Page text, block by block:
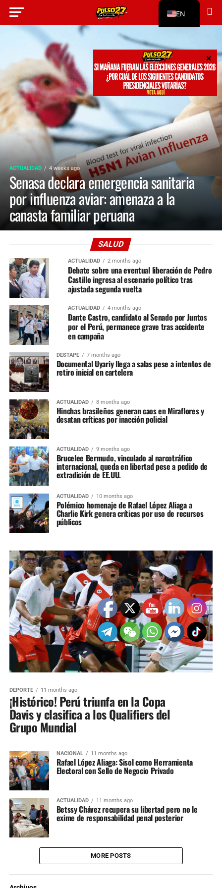
ACTUALIDAD 4 weeks ago
Senasa declara emergencia sanitaria
por influenza aviar: amenaza a la
canasta familiar peruana
SALUD
ACTUALIDAD 2 months ago
Debate sobre una eventual liberación de Pedro
Castillo ingresa al escenario político tras
ajustada segunda vuelta
ACTUALIDAD 4 months ago
Dante Castro, candidato al Senado por Juntos
por el Perú, permanece grave tras accidente
en campaña
DESTAPE 7 months ago
Documental Uyariy llega a salas pese a intentos de
retiro inicial en cartelera
ACTUALIDAD 8 months ago
Hinchas brasileños generan caos en Miraflores y
desatan críticas por inacción policial
ACTUALIDAD 9 months ago
Brucelee Bermudo, vinculado al narcotráfico
internacional, queda en libertad pese a pedido de
extradición de EE.UU.
ACTUALIDAD 10 months ago
Polémico homenaje de Rafael López Aliaga a
Charlie Kirk genera críticas por uso de recursos
públicos
DEPORTE 11 months ago
¡Histórico! Perú triunfa en la Copa
Davis y clasifica a los Qualifiers del
Grupo Mundial
NACIONAL 11 months ago
Rafael López Aliaga: Sisol como Herramienta
Electoral con Sello de Negocio Privado
ACTUALIDAD 11 months ago
Betssy Chávez recupera su libertad pero no le
exime de responsabilidad penal posterior
MORE POSTS
EN
ES